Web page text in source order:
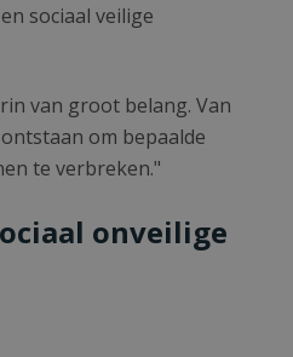
sociaal veilige
van groot belang. Van
om bepaalde
te verbreken."
onveilige